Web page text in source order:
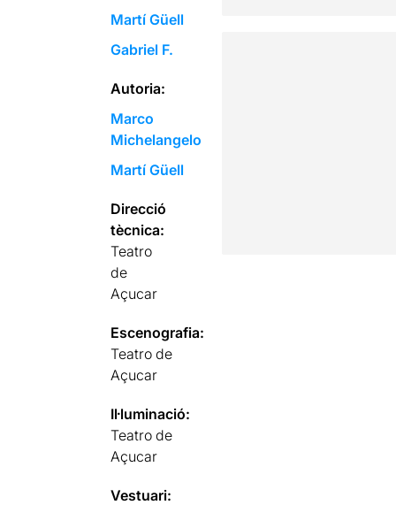
Martí Güell
Gabriel F.
Autoria:
Marco
Michelangelo
Martí Güell
Direcció
tècnica:
Teatro
de
Açucar
Escenografia:
Teatro de
Açucar
Il·luminació:
Teatro de
Açucar
Vestuari: